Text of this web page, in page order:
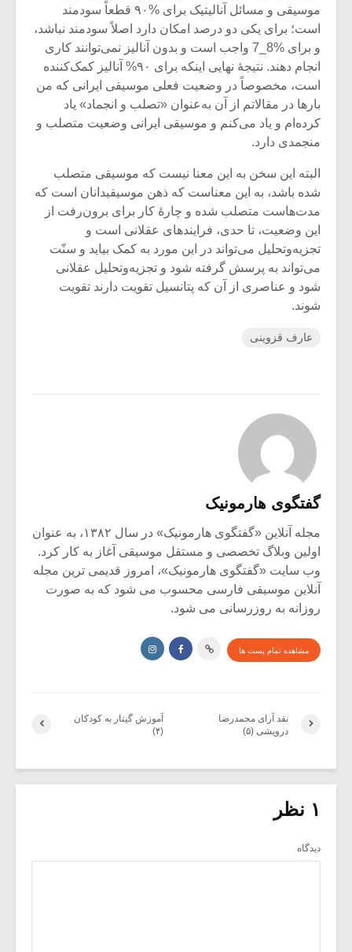
موسیقی و مسائل آنالیتیک برای %۹۰ قطعاً سودمند
است؛ برای یکی دو درصد امکان دارد اصلاً سودمند نباشد،
و برای %8_7 واجب است و بدون آنالیز نمی‌توانند کاری
انجام دهند. نتیجۀ نهایی اینکه برای ۹۰% آنالیز کمک‌کننده
است، مخصوصاً در وضعیت فعلی موسیقی ایرانی که من
بارها در مقالاتم از آن به‌عنوان «تصلب و انجماد» یاد
کرده‌ام و یاد می‌کنم و موسیقی ایرانی وضعیت متصلب و
منجمدی دارد.
البته این سخن به این معنا نیست که موسیقی متصلب
شده باشد، به این معناست که ذهن موسیقیدانان است که
مدت‌هاست متصلب شده و چارۀ کار برای برون‌رفت از
این وضعیت، تا حدی، فرایندهای عقلانی است و
تجزیه‌وتحلیل می‌تواند در این مورد به کمک بیاید و سنّت
می‌تواند به پرسش گرفته شود و تجزیه‌وتحلیل عقلانی
شود و عناصری از آن که پتانسیل تقویت دارند تقویت
شوند.
عارف قزوینی
گفتگوی هارمونیک
مجله آنلاین «گفتگوی هارمونیک» در سال ۱۳۸۲، به عنوان
اولین وبلاگ تخصصی و مستقل موسیقی آغاز به کار کرد.
وب سایت «گفتگوی هارمونیک»، امروز قدیمی ترین مجله
آنلاین موسیقی فارسی محسوب می شود که به صورت
روزانه به روزرسانی می شود.
مشاهده تمام پست ها
آموزش گیتار به کودکان
(۴)
نقد آرای محمدرضا
درویشی (۵)
۱ نظر
دیدگاه